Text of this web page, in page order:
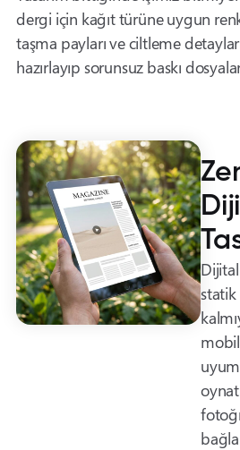
dergi için kağıt türüne uygun
taşma payları ve ciltleme
hazırlayıp sorunsuz baskı
Dijital
statik